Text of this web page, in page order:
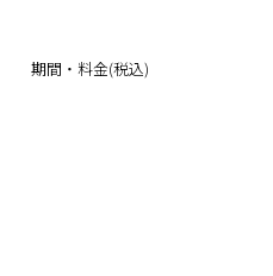
期間・料金(税込)